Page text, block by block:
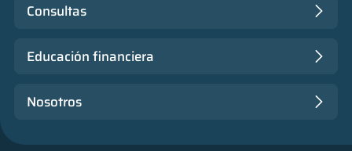
Consultas
Educación financiera
Nosotros